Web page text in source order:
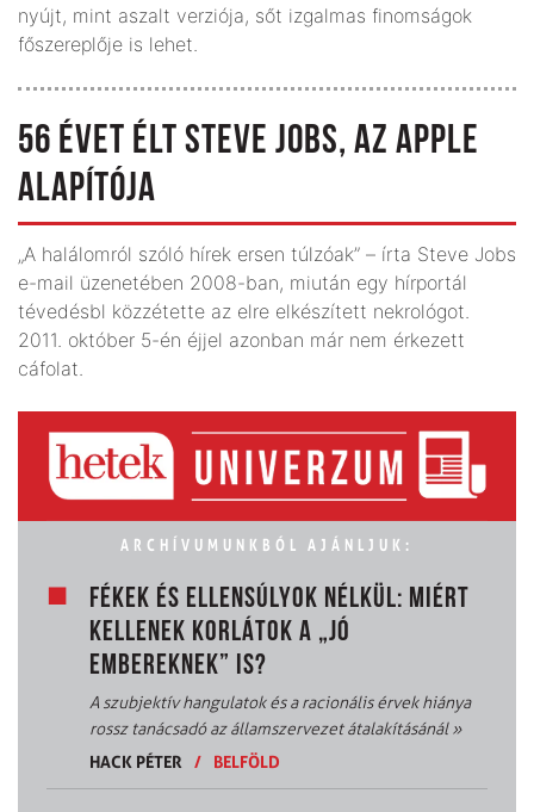
nyújt, mint aszalt verziója, sőt izgalmas finomságok
főszereplője is lehet.
56 ÉVET ÉLT STEVE JOBS, AZ APPLE
ALAPÍTÓJA
„A halálomról szóló hírek ersen túlzóak” – írta Steve Jobs
e-mail üzenetében 2008-ban, miután egy hírportál
tévedésbl közzétette az elre elkészített nekrológot.
2011. október 5-én éjjel azonban már nem érkezett
cáfolat.
ARCHÍVUMUNKBÓL AJÁNLJUK:
FÉKEK ÉS ELLENSÚLYOK NÉLKÜL: MIÉRT
KELLENEK KORLÁTOK A „JÓ
EMBEREKNEK” IS?
A szubjektív hangulatok és a racionális érvek hiánya
rossz tanácsadó az államszervezet átalakításánál»
HACK PÉTER
/ BELFÖLD